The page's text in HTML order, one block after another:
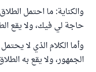
والكناية: ما احتمل
حاجة لي فيك، ولا يقع
وأما الكلام الذي لا
الجمهور، ولا يقع به